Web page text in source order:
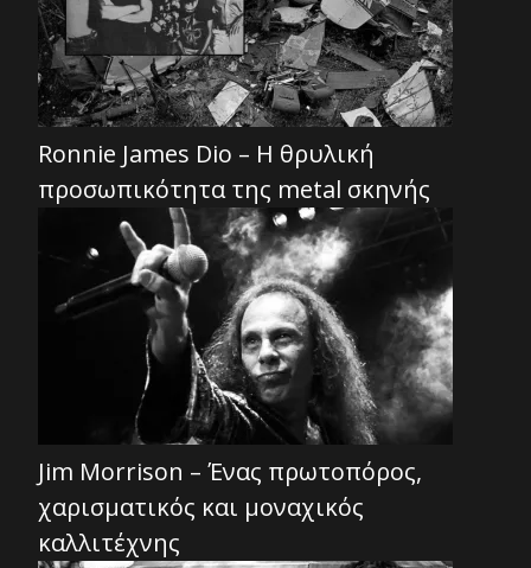
Ronnie James Dio – Η θρυλική
προσωπικότητα της metal σκηνής
Jim Morrison – Ένας πρωτοπόρος,
χαρισματικός και μοναχικός
καλλιτέχνης